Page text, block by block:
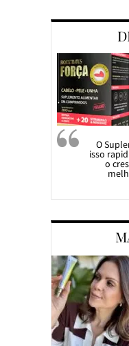
O
isso
o